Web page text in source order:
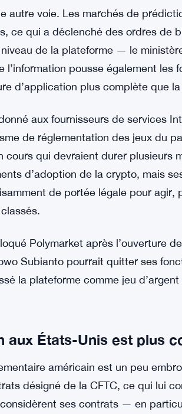
est tombée. La
dette des consommateurs — les
retirent de l’argent des
autre voie. Les marchés de
ce qui a déclenché des ordres de
niveau de la plateforme — le
l’information pousse également les
d’application plus complète que la
aux fournisseurs de services
de réglementation des jeux du
cours qui devraient durer plusieurs
d’adoption de la crypto, mais
Polymarket après l’ouverture
Subianto pourrait quitter ses
la plateforme comme jeu